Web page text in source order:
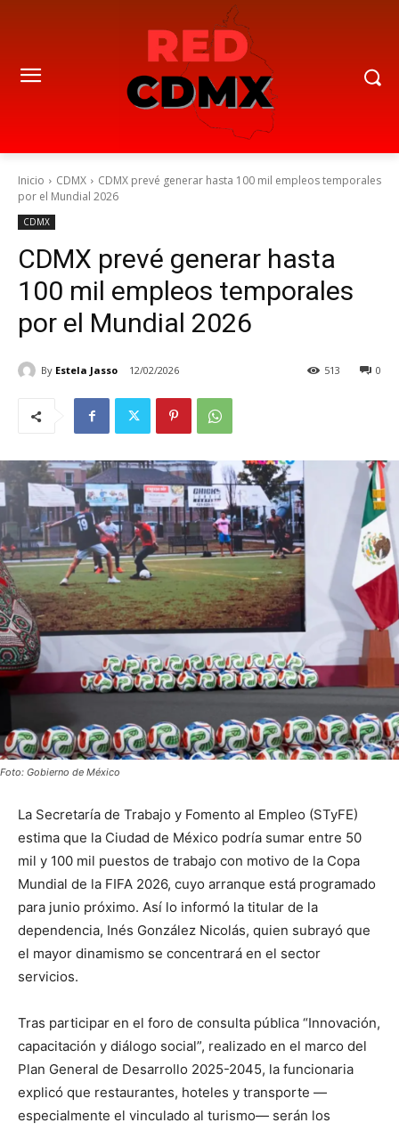
Inicio CDMX
CDMX prevé generar hasta 100 mil empleos temporales
por el Mundial 2026
CDMX
CDMX prevé generar hasta
100 mil empleos temporales
por el Mundial 2026
By Estela Jasso 12/02/2026 0
513
Foto: Gobierno de México
La Secretaría de Trabajo y Fomento al Empleo (STyFE)
estima que la Ciudad de México podría sumar entre 50
mil y 100 mil puestos de trabajo con motivo de la Copa
Mundial de la FIFA 2026, cuyo arranque está programado
para junio próximo. Así lo informó la titular de la
dependencia, Inés González Nicolás, quien subrayó que
el mayor dinamismo se concentrará en el sector
servicios.
Tras participar en el foro de consulta pública “Innovación,
capacitación y diálogo social”, realizado en el marco del
Plan General de Desarrollo 2025-2045, la funcionaria
explicó que restaurantes, hoteles y transporte —
especialmente el vinculado al turismo— serán los